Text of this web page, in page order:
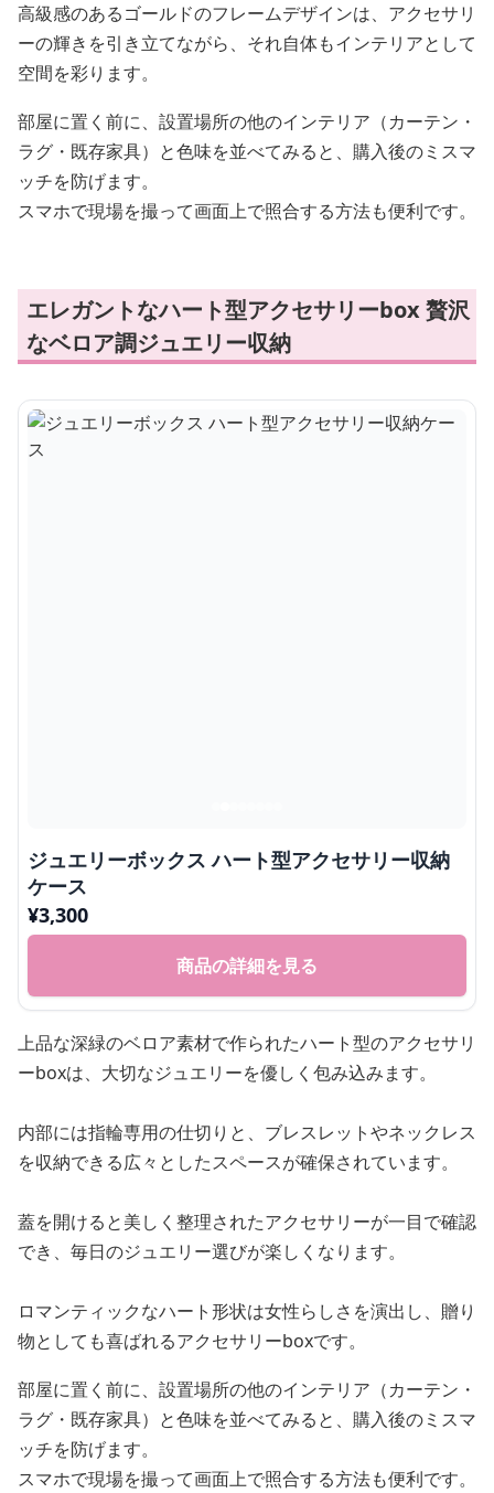
高級感のあるゴールドのフレームデザインは、アクセサリ
ーの輝きを引き立てながら、それ自体もインテリアとして
空間を彩ります。
部屋に置く前に、設置場所の他のインテリア（カーテン・
ラグ・既存家具）と色味を並べてみると、購入後のミスマ
ッチを防げます。
スマホで現場を撮って画面上で照合する方法も便利です。
エレガントなハート型アクセサリーbox 贅沢
なベロア調ジュエリー収納
ジュエリーボックス ハート型アクセサリー収納
ケース
¥3,300
商品の詳細を見る
上品な深緑のベロア素材で作られたハート型のアクセサリ
ーboxは、大切なジュエリーを優しく包み込みます。
内部には指輪専用の仕切りと、ブレスレットやネックレス
を収納できる広々としたスペースが確保されています。
蓋を開けると美しく整理されたアクセサリーが一目で確認
でき、毎日のジュエリー選びが楽しくなります。
ロマンティックなハート形状は女性らしさを演出し、贈り
物としても喜ばれるアクセサリーboxです。
部屋に置く前に、設置場所の他のインテリア（カーテン・
ラグ・既存家具）と色味を並べてみると、購入後のミスマ
ッチを防げます。
スマホで現場を撮って画面上で照合する方法も便利です。